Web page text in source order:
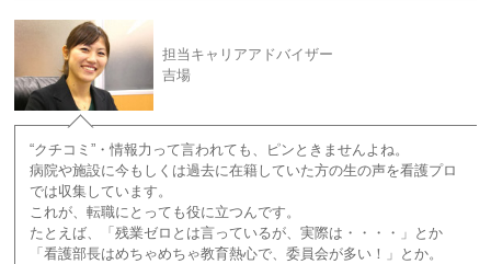
担当キャリアアドバイザー
吉場
“クチコミ”・情報力って言われても、ピンときませんよね。
病院や施設に今もしくは過去に在籍していた方の生の声を看護プロ
では収集しています。
これが、転職にとっても役に立つんです。
たとえば、「残業ゼロとは言っているが、実際は・・・・」とか
「看護部長はめちゃめちゃ教育熱心で、委員会が多い！」とか。